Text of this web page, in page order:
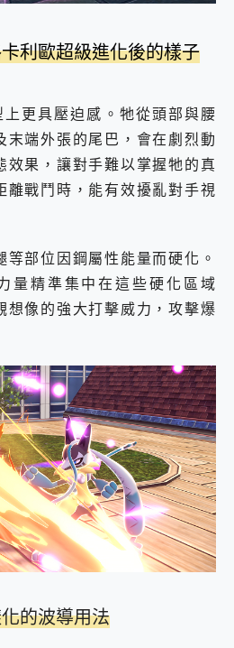
利歐超級進化後的樣子
更具壓迫感。牠從頭部與腰
末端外張的尾巴，會在劇烈動
效果，讓對手難以掌握牠的真
離戰鬥時，能有效擾亂對手視
部位因鋼屬性能量而硬化。
量精準集中在這些硬化區域
想像的強大打擊威力，攻擊爆
的波導用法